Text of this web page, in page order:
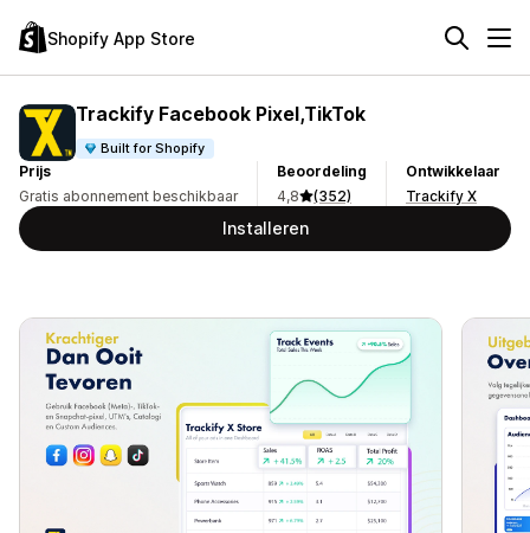
Shopify App Store
Trackify Facebook Pixel,TikTok
Built for Shopify
Prijs
Gratis abonnement beschikbaar
Beoordeling
4,8
(352)
Ontwikkelaar
Trackify X
Installeren